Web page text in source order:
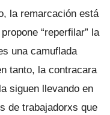
la remarcación está
“reperfilar” la
una camuflada
tanto, la contracara
siguen llevando en
de trabajadorxs que